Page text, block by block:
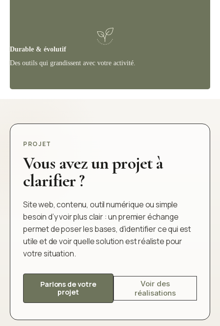
Durable & évolutif
Des outils qui grandissent avec votre activité.
PROJET
Vous avez un projet à
clarifier ?
Site web, contenu, outil numérique ou simple
besoin d’y voir plus clair : un premier échange
permet de poser les bases, d’identifier ce qui est
utile et de voir quelle solution est réaliste pour
votre situation.
Parlons de votre
projet
Voir des
réalisations